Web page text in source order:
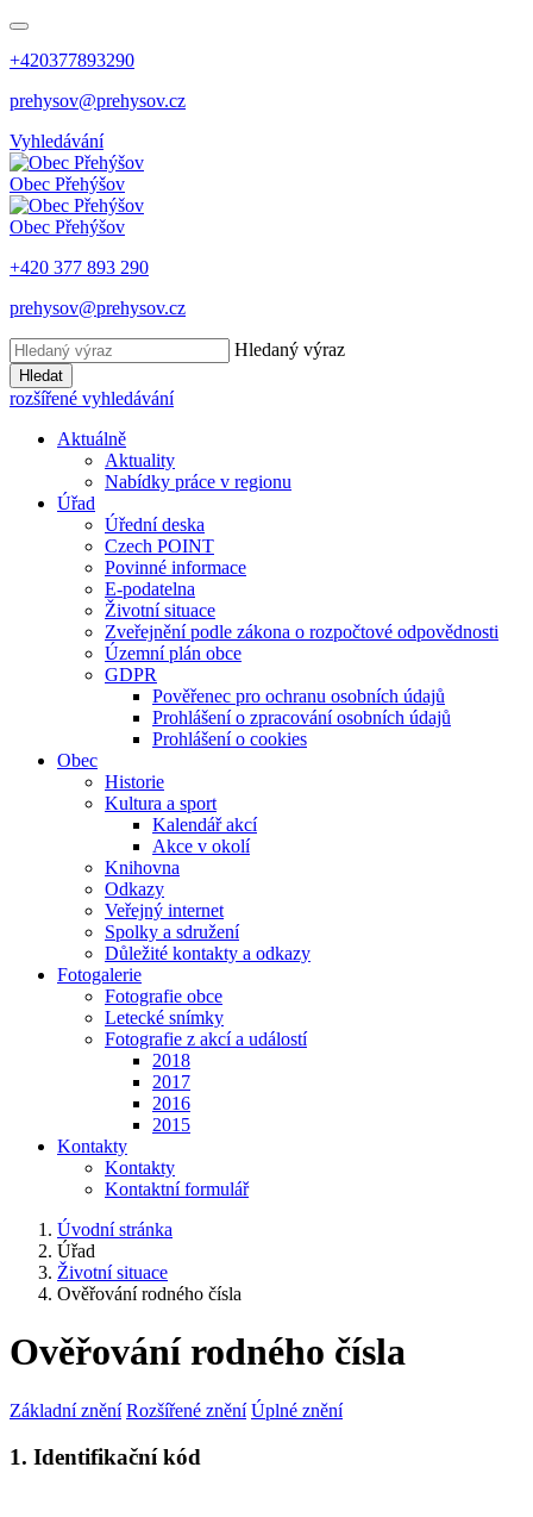
+420377893290
prehysov@prehysov.cz
Vyhledávání
Obec Přehýšov
Obec Přehýšov
+420 377 893 290
prehysov@prehysov.cz
Hledaný výraz
Hledat
rozšířené vyhledávání
Aktuálně
Aktuality
Nabídky práce v regionu
Úřad
Úřední deska
Czech POINT
Povinné informace
E-podatelna
Životní situace
Zveřejnění podle zákona o rozpočtové odpovědnosti
Územní plán obce
GDPR
Pověřenec pro ochranu osobních údajů
Prohlášení o zpracování osobních údajů
Prohlášení o cookies
Obec
Historie
Kultura a sport
Kalendář akcí
Akce v okolí
Knihovna
Odkazy
Veřejný internet
Spolky a sdružení
Důležité kontakty a odkazy
Fotogalerie
Fotografie obce
Letecké snímky
Fotografie z akcí a událostí
2018
2017
2016
2015
Kontakty
Kontakty
Kontaktní formulář
Úvodní stránka
Úřad
Životní situace
Ověřování rodného čísla
Ověřování rodného čísla
Základní znění Rozšířené znění Úplné znění
1. Identifikační kód